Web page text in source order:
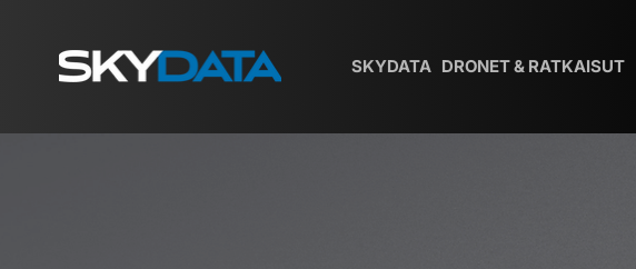
SKYDATA DRONET & RATKAISUT